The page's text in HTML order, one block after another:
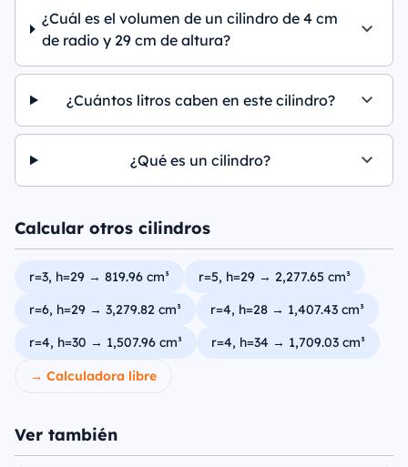
¿Cuál es el volumen de un cilindro de 4 cm
de radio y 29 cm de altura?
¿Cuántos litros caben en este cilindro?
¿Qué es un cilindro?
Calcular otros cilindros
r=3, h=29 → 819.96 cm³
r=5, h=29 → 2,277.65 cm³
r=6, h=29 → 3,279.82 cm³
r=4, h=28 → 1,407.43 cm³
r=4, h=30 → 1,507.96 cm³
r=4, h=34 → 1,709.03 cm³
→ Calculadora libre
Ver también